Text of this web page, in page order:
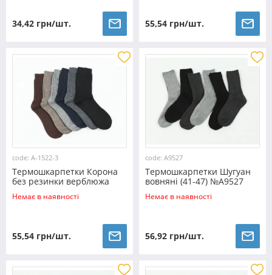
34,42 грн/шт. 55,54 грн/шт.
code: A-1522-3
Термошкарпетки Корона
без резинки верблюжа
вовна (42-48) №A-1522-3
Немає в наявності
55,54 грн/шт.
code: A9527
Термошкарпетки Шугуан
вовняні (41-47) №A9527
Немає в наявності
56,92 грн/шт.